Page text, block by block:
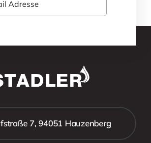
7, 94051 Hauzenberg